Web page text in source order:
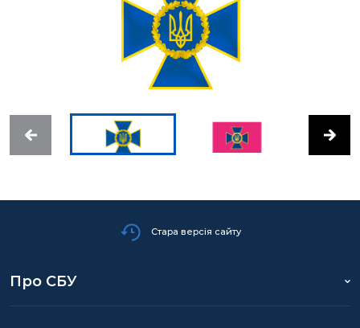
Стара версія сайту
Про СБУ